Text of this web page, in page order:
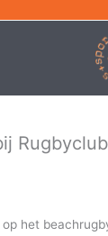
het